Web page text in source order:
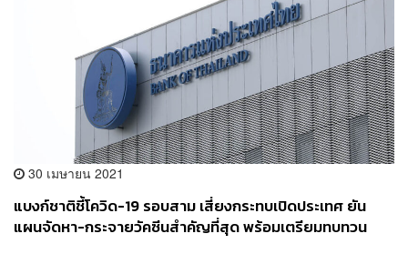
30 เมษายน 2021
แบงก์ชาติชี้โควิด-19 รอบสาม เสี่ยงกระทบเปิดประเทศ ยัน
แผนจัดหา-กระจายวัคซีนสำคัญที่สุด พร้อมเตรียมทบทวน